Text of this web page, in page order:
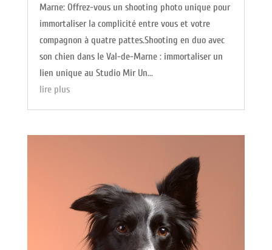
Marne: Offrez-vous un shooting photo unique pour
immortaliser la complicité entre vous et votre
compagnon à quatre pattes.Shooting en duo avec
son chien dans le Val-de-Marne : immortaliser un
lien unique au Studio Mir Un...
lire plus